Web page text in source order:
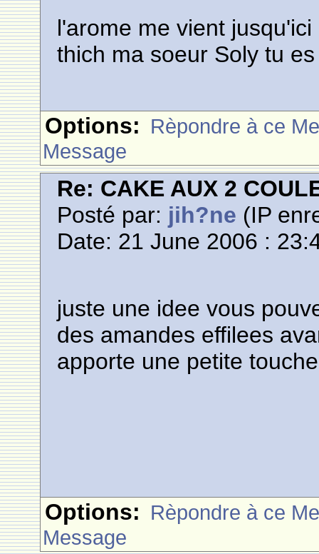
l'arome me vient
thich ma soeur Soly tu
Options: Rèpondre à ce
Message
Re: CAKE AUX 2
Posté par: jih?ne (IP
Date: 21 June 2006 :
juste une idee vous
des amandes effilees
apporte une petite
Options: Rèpondre à ce
Message